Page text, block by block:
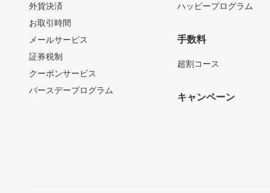
外貨決済
お取引時間
メールサービス
証券税制
クーポンサービス
バースデープログラム
ハッピープログラム
手数料
超割コース
キャンペーン